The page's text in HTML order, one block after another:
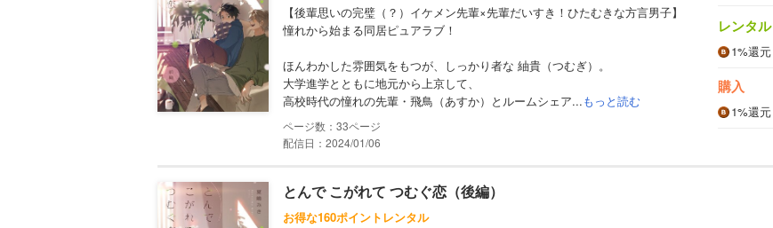
【後輩思いの完璧（？）イケメン先輩×先輩だいすき！ひたむきな方言男子】
憧れから始まる同居ピュアラブ！
ほんわかした雰囲気をもつが、しっかり者な 紬貴（つむぎ）。
大学進学とともに地元から上京して、
高校時代の憧れの先輩・飛鳥（あすか）とルームシェア...もっと読む
33
配信日：2024/01/06
レンタル
1%還元
購入
1%還元
とんで こがれて つむぐ恋（後編）
お得な160ポイントレンタル